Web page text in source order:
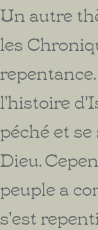
Un autre
les
l'histoire
péché et
Dieu.
peuple a
s'est